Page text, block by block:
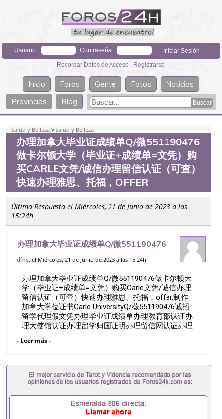
Usuario: Contraseña:
Recordar Datos de Acceso | Registrarse
Inicio Foros Gente Fotos
Noticias
Provincias
Blog
Salud y Belleza >Salud y Belleza
办理加拿大毕业证成绩单Q/微551190476
做卡尔顿大学（毕业证+成绩单=文凭）购
买CARLE文凭/诚信办理留信认证（可查）
快速办理雅思、托福，OFFER
Última Respuesta el Miércoles, 21 de Junio de 2023 a las
15:24h
办理加拿大毕业证成绩单Q/微551190476
做卡尔顿大学（毕业证+成绩单=文凭）购
速办理雅思、托福，offer
dfns , el Miércoles, 21 de Junio de 2023 a las 15:24h
办理加拿大毕业证成绩单Q/微551190476做卡尔顿大
学（毕业证+成绩单=文凭）购买Carle文凭/诚信办理
留信认证（可查）快速办理雅思、托福，offer,制作
加拿大学位证书Carle UniversityQ/薇551190476诚招
留学代理假文凭办理毕业证成绩单办理教育部认证办
理大使馆认证办理留学归国证明办理留信网认证办理
理学位证书办理美国文凭办理澳洲文凭办理英国文凭
1、毕业证+成绩单+留学回国人员证明+教育部认证,
录取通知书，雅思。（全套留学回国必备证明材料，
给父母及亲朋好友一份完美交代）； 2、雅思、托
请学校、转学，甚至是申请工签都可以用到）。 注：
上述材料，随时都可以安排办理，毕业证成绩单，学
- Leer más -